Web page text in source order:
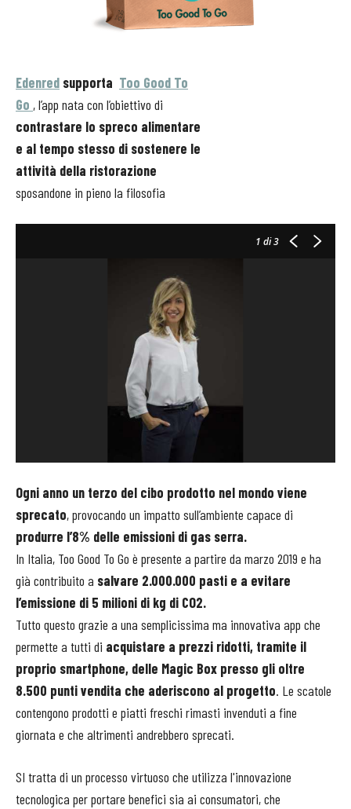
Edenred supporta Too Good To
Go , l’app nata con l’obiettivo di
contrastare lo spreco alimentare
e al tempo stesso di sostenere le
attività della ristorazione
sposandone in pieno la filosofia
1 di 3
Ogni anno un terzo del cibo prodotto nel mondo viene
sprecato, provocando un impatto sull’ambiente capace di
produrre l’8% delle emissioni di gas serra.
In Italia, Too Good To Go è presente a partire da marzo 2019 e ha
già contribuito a salvare 2.000.000 pasti e a evitare
l’emissione di 5 milioni di kg di CO2.
Tutto questo grazie a una semplicissima ma innovativa app che
permette a tutti di acquistare a prezzi ridotti, tramite il
proprio smartphone, delle Magic Box presso gli oltre
8.500 punti vendita che aderiscono al progetto. Le scatole
contengono prodotti e piatti freschi rimasti invenduti a fine
giornata e che altrimenti andrebbero sprecati.
SI tratta di un processo virtuoso che utilizza l'innovazione
tecnologica per portare benefici sia ai consumatori, che